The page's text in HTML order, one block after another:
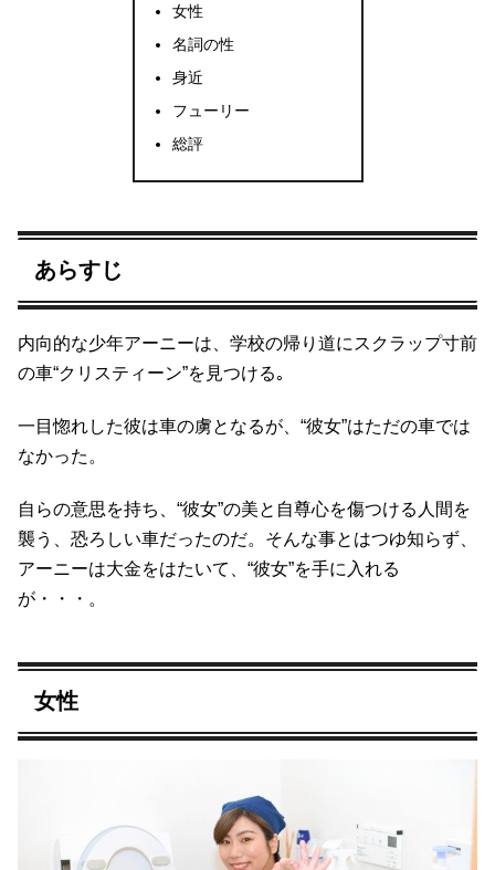
女性
名詞の性
身近
フューリー
総評
あらすじ
内向的な少年アーニーは、学校の帰り道にスクラップ寸前
の車“クリスティーン”を見つける｡
一目惚れした彼は車の虜となるが、“彼女”はただの車では
なかった。
自らの意思を持ち、“彼女”の美と自尊心を傷つける人間を
襲う、恐ろしい車だったのだ。そんな事とはつゆ知らず、
アーニーは大金をはたいて、“彼女”を手に入れる
が・・・。
女性